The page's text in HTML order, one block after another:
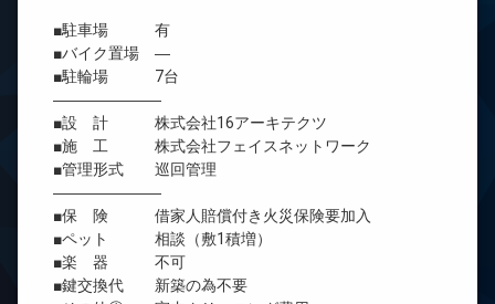
■駐車場 有
■バイク置場 ―
■駐輪場 7台
―――――――
■設 計 株式会社16アーキテクツ
■施 工 株式会社フェイスネットワーク
■管理形式 巡回管理
―――――――
■保 険 借家人賠償付き火災保険要加入
■ペット 相談（敷1積増）
■楽 器 不可
■鍵交換代 新築の為不要